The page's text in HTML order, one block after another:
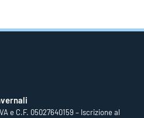
e C.F. 05027640159 – Iscrizione al